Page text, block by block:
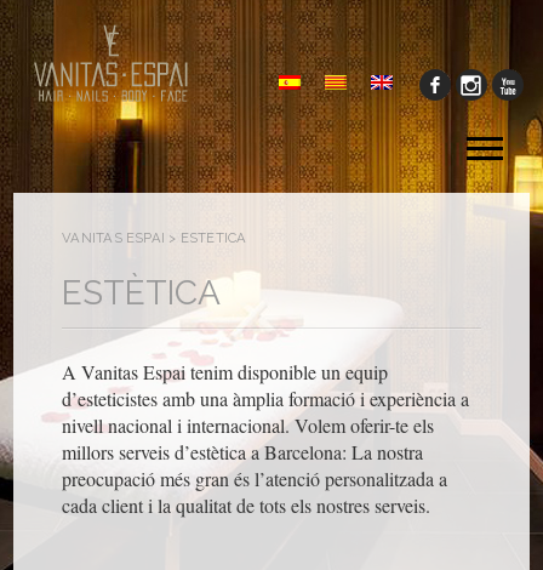
VANITAS ESPAI > ESTÈTICA
ESTÈTICA
A Vanitas Espai tenim disponible un equip
d’esteticistes amb una àmplia formació i experiència a
nivell nacional i internacional. Volem oferir-te els
millors serveis d’estètica a Barcelona: La nostra
preocupació més gran és l’atenció personalitzada a
cada client i la qualitat de tots els nostres serveis.